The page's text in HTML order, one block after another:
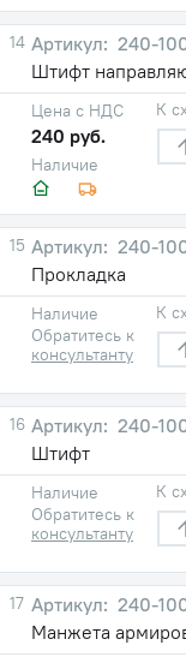
14
240-
Штифт
Наличие
Цена с НДС
240 руб.
К
15
240-
Прокладка
Наличие
Обратитесь к
консультанту
К
16
240-
Штифт
Наличие
Обратитесь к
консультанту
К
17
240-
Манжета